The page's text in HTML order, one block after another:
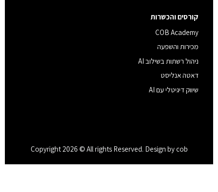
קורסים והכשרות
COB Academy
מכירות והשפעה
ניהול רשתות בשילוב AI
דאטה אנליסט
שיווק דיגיטלי עם AI
Copyright 2026 © All rights Reserved. Design by cob